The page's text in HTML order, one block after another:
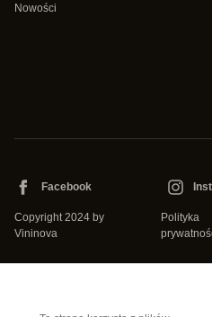
Nowości
Copyright 2024 by
Vininova
Polityka
Facebook